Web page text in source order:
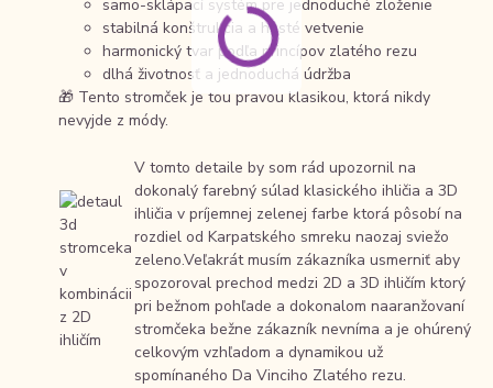
samo-sklápací systém pre jednoduché zloženie
stabilná konštrukcia a husté vetvenie
harmonický tvar podľa princípov zlatého rezu
dlhá životnosť a jednoduchá údržba
🎁 Tento stromček je tou pravou klasikou, ktorá nikdy
nevyjde z módy.
V tomto detaile by som rád upozornil na
dokonalý farebný súlad klasického ihličia a 3D
ihličia v príjemnej zelenej farbe ktorá pôsobí na
rozdiel od Karpatského smreku naozaj sviežo
zeleno.Veľakrát musím zákazníka usmerniť aby
spozoroval prechod medzi 2D a 3D ihličím ktorý
pri bežnom pohľade a dokonalom naaranžovaní
stromčeka bežne zákazník nevníma a je ohúrený
celkovým vzhľadom a dynamikou už
spomínaného Da Vinciho Zlatého rezu.